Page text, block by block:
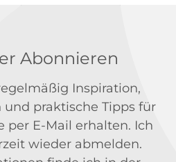
Abonnieren
Inspiration,
praktische Tipps für
per E-Mail erhalten. Ich
wieder abmelden.